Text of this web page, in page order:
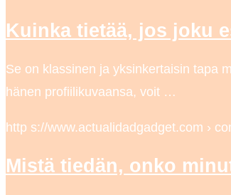
Kuinka tietää, jos joku
Se on klassinen ja yksinkertaisin tapa
hänen profiilikuvaansa, voit …
http s://www.actualidadgadget.com ›
Mistä tiedän, onko